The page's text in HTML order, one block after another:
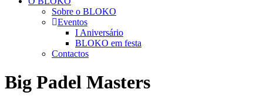
Sobre o BLOKO
Eventos
I Aniversário
BLOKO em festa
Contactos
Big Padel Masters